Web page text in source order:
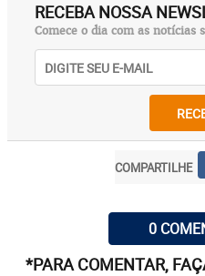
RECEBA NOSSA
Comece o dia com as notícias
COMPARTILHE
0
*PARA COMENTAR,